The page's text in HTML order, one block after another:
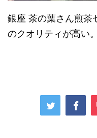
銀座 茶の葉さん煎茶
のクオリティが高い。